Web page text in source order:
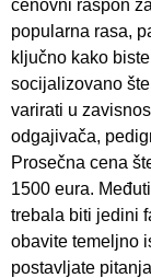
cenovni raspon
popularna rasa,
ključno kako
socijalizovano
varirati u
odgajivača,
Prosečna cena
1500 eura.
trebala biti jedini
obavite temeljno
postavljate